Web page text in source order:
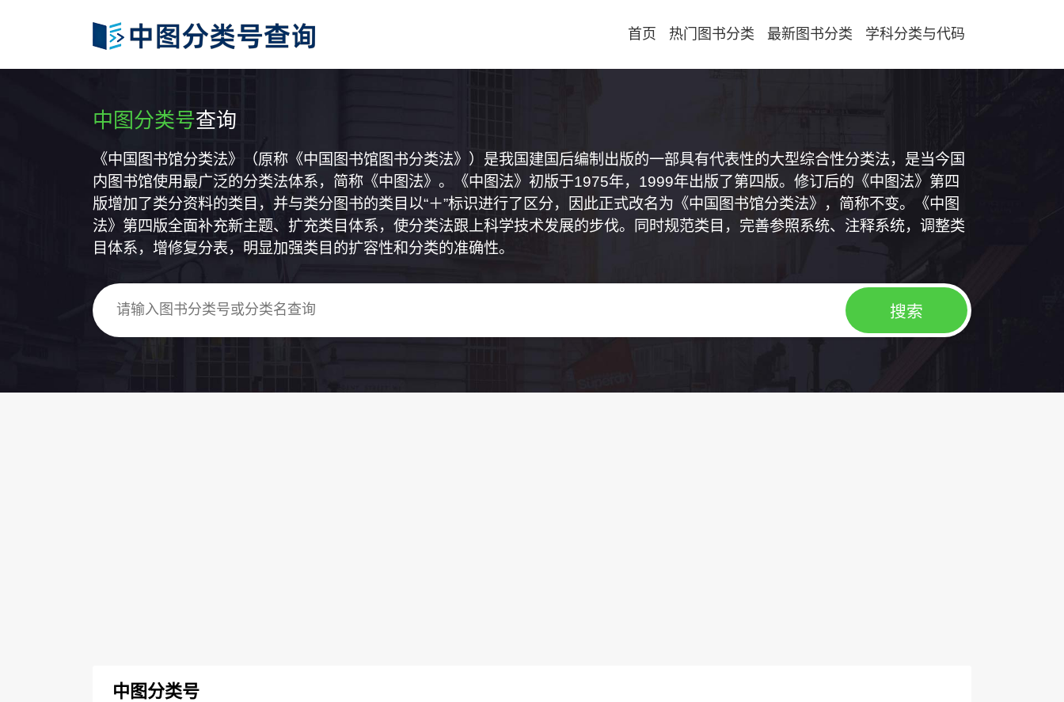
首页 热门图书分类 最新图书分类 学科分类与代码
中图分类号查询
《中国图书馆分类法》（原称《中国图书馆图书分类法》）是我国建国后编制出版的一部具有代表性的大型综合性分类法，是当今国
内图书馆使用最广泛的分类法体系，简称《中图法》。《中图法》初版于1975年，1999年出版了第四版。修订后的《中图法》第四
版增加了类分资料的类目，并与类分图书的类目以“＋”标识进行了区分，因此正式改名为《中国图书馆分类法》，简称不变。《中图
法》第四版全面补充新主题、扩充类目体系，使分类法跟上科学技术发展的步伐。同时规范类目，完善参照系统、注释系统，调整类
目体系，增修复分表，明显加强类目的扩容性和分类的准确性。
中图分类号